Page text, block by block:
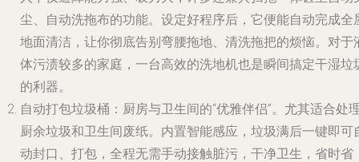
尘、自动洗拖布的功能。设定好程序后，它便能自动完成全
地面清洁，让你彻底告别弯腰拖地、清洗拖把的烦恼。对于
体污渍较多的家庭，一台高效的洗地机也是瞬间搞定干湿垃
的利器。
自动打包垃圾桶：厨房与卫生间的“优雅伴侣”。尤其适合处
厨余垃圾和卫生间废纸。内置智能感应，垃圾满后一键即可
动封口、打包，全程无需手动接触脏污，干净卫生，省时省